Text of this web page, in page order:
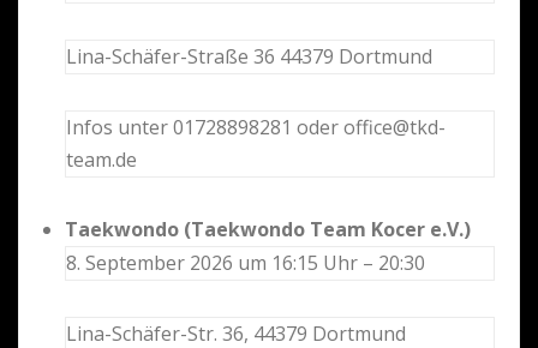
Lina-Schäfer-Straße 36 44379 Dortmund
Infos unter 01728898281 oder office@tkd-
team.de
Taekwondo (Taekwondo Team Kocer e.V.)
8. September 2026 um 16:15 Uhr – 20:30
Lina-Schäfer-Str. 36, 44379 Dortmund